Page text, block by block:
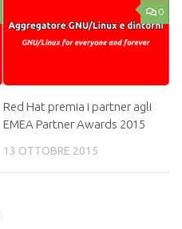
0
Red Hat premia i partner agli
EMEA Partner Awards 2015
13 OTTOBRE 2015